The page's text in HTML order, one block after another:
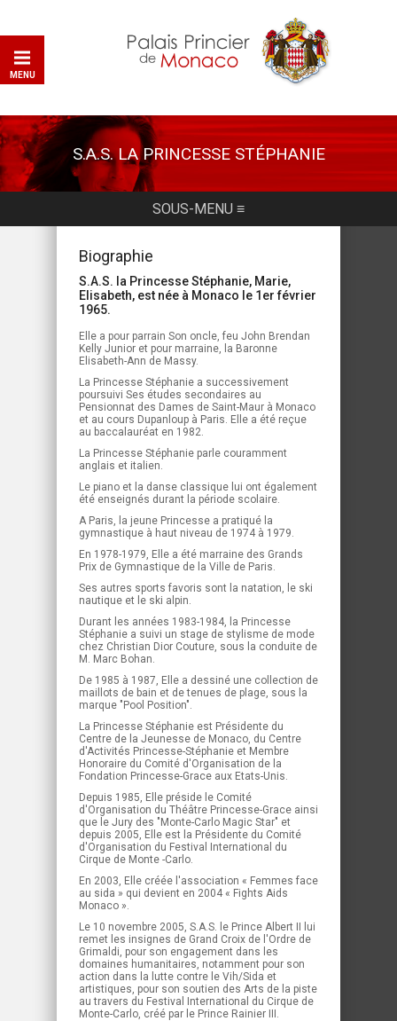
MENU
S.A.S. LA PRINCESSE STÉPHANIE
Biographie
S.A.S. la Princesse Stéphanie, Marie,
Elisabeth, est née à Monaco le 1er février
1965.
Elle a pour parrain Son oncle, feu John Brendan
Kelly Junior et pour marraine, la Baronne
Elisabeth-Ann de Massy.
La Princesse Stéphanie a successivement
poursuivi Ses études secondaires au
Pensionnat des Dames de Saint-Maur à Monaco
et au cours Dupanloup à Paris. Elle a été reçue
au baccalauréat en 1982.
La Princesse Stéphanie parle couramment
anglais et italien.
Le piano et la danse classique lui ont également
été enseignés durant la période scolaire.
A Paris, la jeune Princesse a pratiqué la
gymnastique à haut niveau de 1974 à 1979.
En 1978-1979, Elle a été marraine des Grands
Prix de Gymnastique de la Ville de Paris.
Ses autres sports favoris sont la natation, le ski
nautique et le ski alpin.
Durant les années 1983-1984, la Princesse
Stéphanie a suivi un stage de stylisme de mode
chez Christian Dior Couture, sous la conduite de
M. Marc Bohan.
De 1985 à 1987, Elle a dessiné une collection de
maillots de bain et de tenues de plage, sous la
marque "Pool Position".
La Princesse Stéphanie est Présidente du
Centre de la Jeunesse de Monaco, du Centre
d'Activités Princesse-Stéphanie et Membre
Honoraire du Comité d'Organisation de la
Fondation Princesse-Grace aux Etats-Unis.
Depuis 1985, Elle préside le Comité
d'Organisation du Théâtre Princesse-Grace ainsi
que le Jury des "Monte-Carlo Magic Star" et
depuis 2005, Elle est la Présidente du Comité
d'Organisation du Festival International du
Cirque de Monte -Carlo.
En 2003, Elle créée l'association « Femmes face
au sida » qui devient en 2004 « Fights Aids
Monaco ».
Le 10 novembre 2005, S.A.S. le Prince Albert II lui
remet les insignes de Grand Croix de l'Ordre de
Grimaldi, pour son engagement dans les
domaines humanitaires, notamment pour son
action dans la lutte contre le Vih/Sida et
artistiques, pour son soutien des Arts de la piste
au travers du Festival International du Cirque de
Monte-Carlo, créé par le Prince Rainier III.
SOUS-MENU ≡